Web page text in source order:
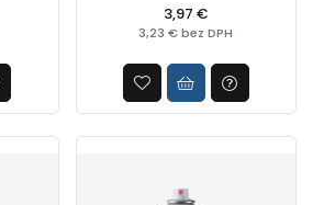
profesionálne využitie,
objem 400ml
3,97 €
3,23 € bez DPH